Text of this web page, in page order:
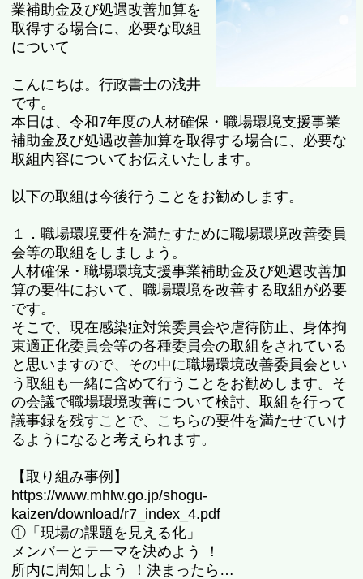
業補助金及び処遇改善加算を
取得する場合に、必要な取組
について
こんにちは。行政書士の浅井
です。
本日は、令和7年度の人材確保・職場環境支援事業
補助金及び処遇改善加算を取得する場合に、必要な
取組内容についてお伝えいたします。
以下の取組は今後行うことをお勧めします。
１．職場環境要件を満たすために職場環境改善委員
会等の取組をしましょう。
人材確保・職場環境支援事業補助金及び処遇改善加
算の要件において、職場環境を改善する取組が必要
です。
そこで、現在感染症対策委員会や虐待防止、身体拘
束適正化委員会等の各種委員会の取組をされている
と思いますので、その中に職場環境改善委員会とい
う取組も一緒に含めて行うことをお勧めします。そ
の会議で職場環境改善について検討、取組を行って
議事録を残すことで、こちらの要件を満たせていけ
るようになると考えられます。
【取り組み事例】
https://www.mhlw.go.jp/shogu-
kaizen/download/r7_index_4.pdf
①「現場の課題を見える化」
メンバーとテーマを決めよう ！
所内に周知しよう ！決まったら…